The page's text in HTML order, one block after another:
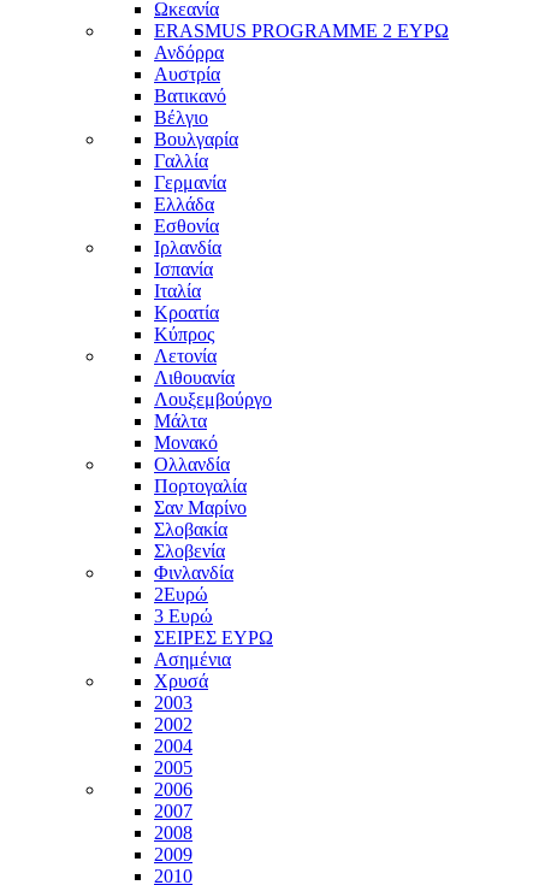
Ωκεανία
ERASMUS PROGRAMME 2 ΕΥΡΩ
Ανδόρρα
Αυστρία
Βατικανό
Βέλγιο
Βουλγαρία
Γαλλία
Γερμανία
Ελλάδα
Εσθονία
Ιρλανδία
Ισπανία
Ιταλία
Κροατία
Κύπρος
Λετονία
Λιθουανία
Λουξεμβούργο
Μάλτα
Μονακό
Ολλανδία
Πορτογαλία
Σαν Μαρίνο
Σλοβακία
Σλοβενία
Φινλανδία
2Ευρώ
3 Ευρώ
ΣΕΙΡΕΣ ΕΥΡΩ
Ασημένια
Χρυσά
2003
2002
2004
2005
2006
2007
2008
2009
2010